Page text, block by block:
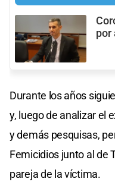
por
Durante los años
y, luego de analizar el
y demás pesquisas,
Femicidios junto al de
pareja de la víctima.